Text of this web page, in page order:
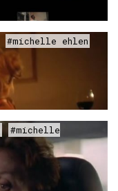
#michelle ehlen
#michelle